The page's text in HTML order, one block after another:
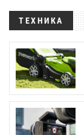
ТЕХНИКА